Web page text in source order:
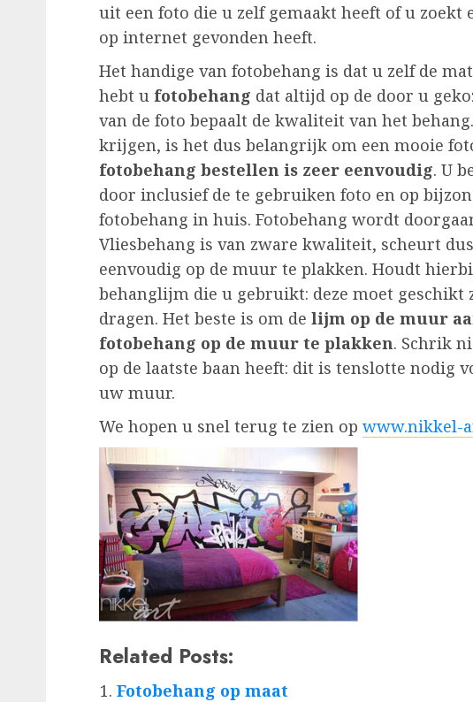
uit een foto die u zelf gemaakt heeft of u
op internet gevonden heeft.
Het handige van fotobehang is dat u zelf de
hebt u fotobehang dat altijd op de door u
van de foto bepaalt de kwaliteit van het
krijgen, is het dus belangrijk om een mooie
fotobehang bestellen is zeer eenvoudig. U
door inclusief de te gebruiken foto en op
fotobehang in huis. Fotobehang wordt
Vliesbehang is van zware kwaliteit, scheurt
eenvoudig op de muur te plakken. Houdt
behanglijm die u gebruikt: deze moet geschikt
dragen. Het beste is om de lijm op de muur
fotobehang op de muur te plakken. Schrik
op de laatste baan heeft: dit is tenslotte nodig
uw muur.
We hopen u snel terug te zien op www.nikkel-
Related Posts:
Fotobehang op maat